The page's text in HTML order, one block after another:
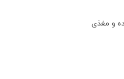
و مغذی